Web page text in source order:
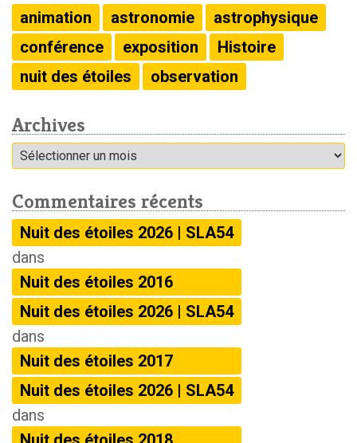
animation astronomie
astrophysique
conférence
exposition
Histoire
nuit des étoiles
observation
Archives
Archives
Commentaires récents
Nuit des étoiles 2026 | SLA54
dans
Nuit des étoiles 2016
Nuit des étoiles 2026 | SLA54
dans
Nuit des étoiles 2017
Nuit des étoiles 2026 | SLA54
dans